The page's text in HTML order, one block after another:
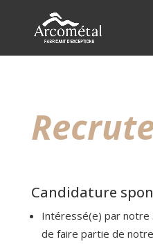
Candidature
Intéressé(e) par notre
de faire partie de